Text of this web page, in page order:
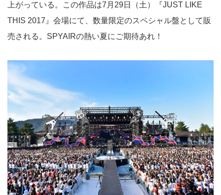
上がっている。この作品は7月29日（土）『JUST LIKE
THIS 2017』会場にて、数量限定のスペシャル盤として販
売される。SPYAIRの熱い夏にご期待あれ！